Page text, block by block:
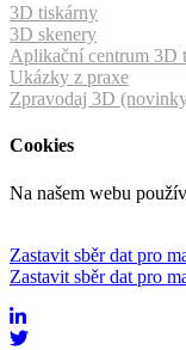
3D tiskárny
3D skenery
Aplikační centrum 3D
Ukázky z praxe
Zpravodaj 3D
Cookies
Na našem webu
Zastavit sběr dat pro
Zastavit sběr dat pro